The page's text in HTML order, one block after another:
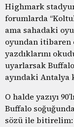
Highmark
forumlarda
ama sahadaki
oyundan itibaren
yazdıklarını
uyarlarsak
ayındaki Antalya
O halde yazıyı
Buffalo
sözü ile bitirelim: